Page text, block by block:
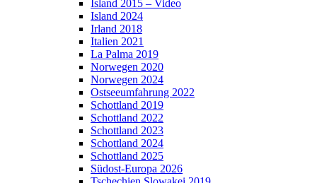
Island 2015 – Video
Island 2024
Irland 2018
Italien 2021
La Palma 2019
Norwegen 2020
Norwegen 2024
Ostseeumfahrung 2022
Schottland 2019
Schottland 2022
Schottland 2023
Schottland 2024
Schottland 2025
Südost-Europa 2026